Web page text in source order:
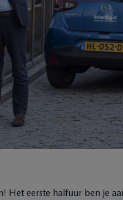
Het eerste halfuur ben je